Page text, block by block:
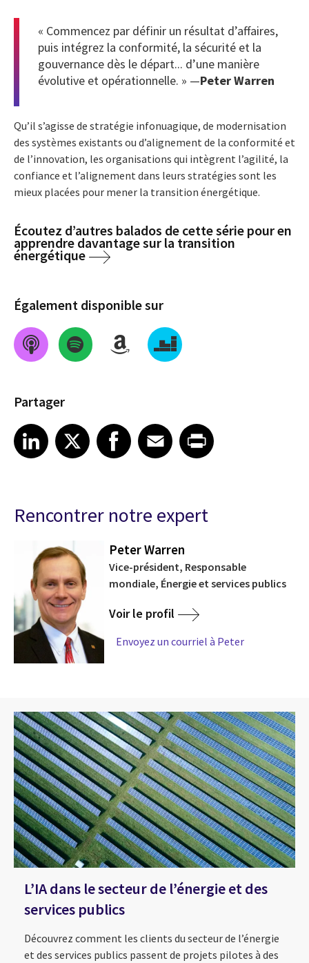
« Commencez par définir un résultat d’affaires,
puis intégrez la conformité, la sécurité et la
gouvernance dès le départ... d’une manière
évolutive et opérationnelle. » —Peter Warren
Qu’il s’agisse de stratégie infonuagique, de modernisation
des systèmes existants ou d’alignement de la conformité et
de l’innovation, les organisations qui intègrent l’agilité, la
confiance et l’alignement dans leurs stratégies sont les
mieux placées pour mener la transition énergétique.
Écoutez d’autres balados de cette série pour en
apprendre davantage sur la transition
énergétique
Également disponible sur
Partager
Share on LinkedIn
LinkedIn
Share on X Share on Facebook
Facebook
Share on EmailEmailShare on Print
Rencontrer notre expert
Peter Warren
Vice-président, Responsable
mondiale, Énergie et services publics
Voir le profil
Envoyez un courriel à Peter
L’IA dans le secteur de l’énergie et des
services publics
Découvrez comment les clients du secteur de l’énergie
et des services publics passent de projets pilotes à des